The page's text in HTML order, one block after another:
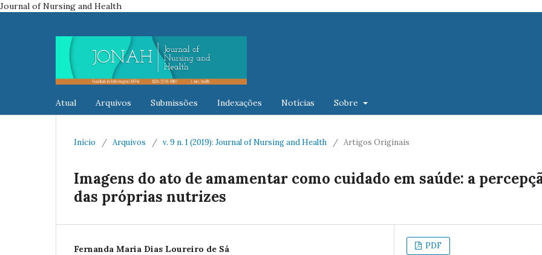
Journal of Nursing and Health
Atual Arquivos Submissões Indexações Notícias Sobre
Início / Arquivos / v. 9 n. 1 (2019): Journal of Nursing and Health / Artigos Originais
Imagens do ato de amamentar como cuidado em saúde: a
das próprias nutrizes
Fernanda Maria Dias Loureiro de Sá PDF